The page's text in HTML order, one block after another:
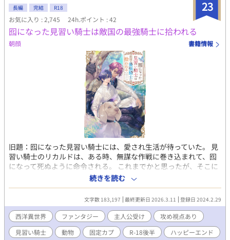
23
長編 完結 R18
お気に入り : 2,745 24h.ポイント : 42
囮になった見習い騎士は敵国の最強騎士に拾われる
朝顔 書籍情報
旧題：囮になった見習い騎士には、愛され生活が待っていた。 見
習い騎士のリカルドは、ある時、無謀な作戦に巻き込まれて、囮
になって死ぬように命令される。 これまでかと思ったが、そこに
現れたのは、炎を纏った敵国の騎士だった。 捕虜として連れてい
かれることになったが、待っていたのは驚きの日々だった。 顔は
厳ついが、動物に好かれる優しい性格の炎の騎士、セイブリア
ン。 窮地を助けられ、尊敬が恋心へと変わっていくが、セイブリ
アンには、忘れられない人がいるらしく…… ※※※ 炎の騎士様×
不遇の騎士見習い R18は後半、完結済み。
続きを読む
文字数 183,197 最終更新日 2026.3.11 登録日 2024.2.29
西洋異世界 ファンタジー 主人公受け
攻め視点あり
見習い騎士
動物 固定カプ R-18後半
ハッピーエンド